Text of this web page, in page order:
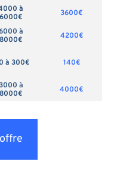
à
6000€
3600€
à
8000€
4200€
à 300€ 140€
à
8000€
4000€